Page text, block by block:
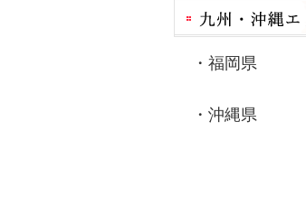
・ 福岡県
・ 沖縄県